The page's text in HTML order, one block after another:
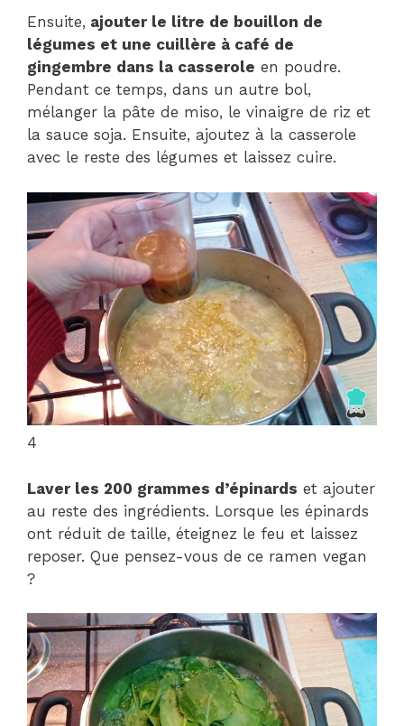
Ensuite, ajouter le litre de bouillon de
légumes et une cuillère à café de
gingembre dans la casserole en poudre.
Pendant ce temps, dans un autre bol,
mélanger la pâte de miso, le vinaigre de riz et
la sauce soja. Ensuite, ajoutez à la casserole
avec le reste des légumes et laissez cuire.
4
Laver les 200 grammes d’épinards et ajouter
au reste des ingrédients. Lorsque les épinards
ont réduit de taille, éteignez le feu et laissez
reposer. Que pensez-vous de ce ramen vegan
?